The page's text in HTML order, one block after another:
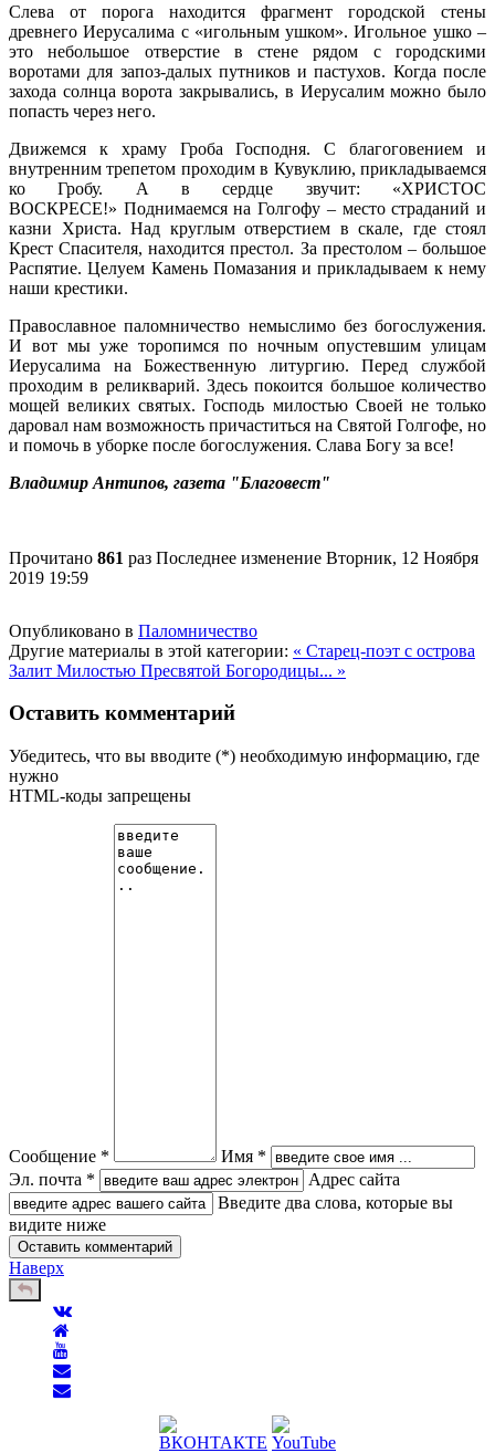
Слева от порога находится фрагмент городской стены
древнего Иерусалима с «игольным ушком». Игольное ушко –
это небольшое отверстие в стене рядом с городскими
воротами для запоз-далых путников и пастухов. Когда после
захода солнца ворота закрывались, в Иерусалим можно было
попасть через него.
Движемся к храму Гроба Господня. С благоговением и
внутренним трепетом проходим в Кувуклию, прикладываемся
ко Гробу. А в сердце звучит: «ХРИСТОС
ВОСКРЕСЕ!» Поднимаемся на Голгофу – место страданий и
казни Христа. Над круглым отверстием в скале, где стоял
Крест Спасителя, находится престол. За престолом – большое
Распятие. Целуем Камень Помазания и прикладываем к нему
наши крестики.
Православное паломничество немыслимо без богослужения.
И вот мы уже торопимся по ночным опустевшим улицам
Иерусалима на Божественную литургию. Перед службой
проходим в реликварий. Здесь покоится большое количество
мощей великих святых. Господь милостью Своей не только
даровал нам возможность причаститься на Святой Голгофе, но
и помочь в уборке после богослужения. Слава Богу за все!
Владимир Антипов, газета "Благовест"
Прочитано 861 раз Последнее изменение Вторник, 12 Ноября
2019 19:59
Опубликовано в Паломничество
Другие материалы в этой категории: « Старец-поэт с острова
Залит Милостью Пресвятой Богородицы... »
Оставить комментарий
Убедитесь, что вы вводите (*) необходимую информацию, где
нужно
HTML-коды запрещены
Сообщение *
Имя *
Эл. почта *
Адрес сайта
Введите два слова, которые вы
видите ниже
Наверх